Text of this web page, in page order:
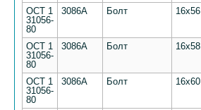
ОСТ 1
31056-
80
3086А Болт 16х56
ОСТ 1
31056-
80
3086А Болт 16х58
ОСТ 1
31056-
80
3086А Болт 16х60